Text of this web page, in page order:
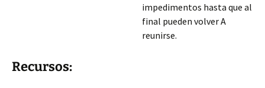
impedimentos hasta que al
final pueden volver A
reunirse.
Recursos: